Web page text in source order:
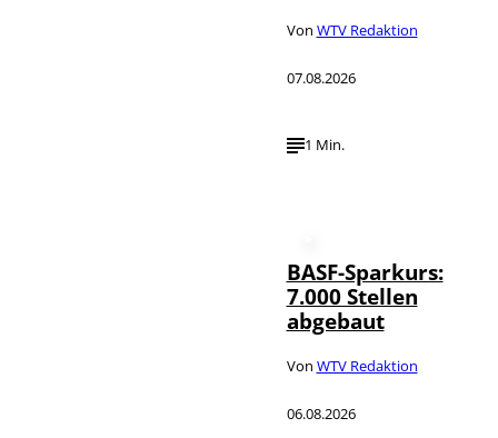
Von WTV Redaktion
07.08.2026
1 Min.
BASF-Sparkurs:
7.000 Stellen
abgebaut
Von WTV Redaktion
06.08.2026